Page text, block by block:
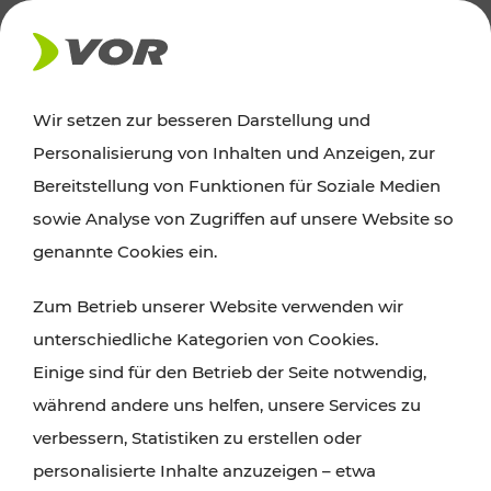
PRESSE
25.09.2024
Gesicherte Verbindung durch
neuen SEV-Direktbus zwischen
Tulln – Tullnerfeld – St. Pölten im
Stundentakt
Der Verkehrsverbund Ost-Region (VOR) richtet in
Zusammenarbeit mit dem ÖBB-Personenverkehr
und Postbus ab morgen, den 25. September,
Wir setzen zur besseren Darstellung und
Personalisierung von Inhalten und Anzeigen, zur
Bereitstellung von Funktionen für Soziale Medien
sowie Analyse von Zugriffen auf unsere Website so
genannte Cookies ein.
Zum Betrieb unserer Website verwenden wir
unterschiedliche Kategorien von Cookies.
Einige sind für den Betrieb der Seite notwendig,
während andere uns helfen, unsere Services zu
verbessern, Statistiken zu erstellen oder
personalisierte Inhalte anzuzeigen – etwa